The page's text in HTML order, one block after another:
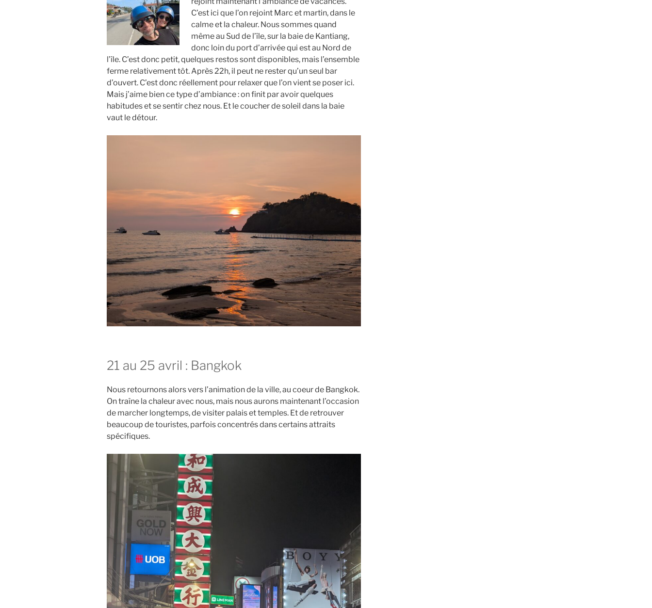
C’est ici que l’on rejoint Marc et martin, dans le
calme et la chaleur. Nous sommes quand
même au Sud de l’île, sur la baie de Kantiang,
donc loin du port d’arrivée qui est au Nord de
l’île. C’est donc petit, quelques restos sont disponibles, mais l’ensemble
ferme relativement tôt. Après 22h, il peut ne rester qu’un seul bar
d’ouvert. C’est donc réellement pour relaxer que l’on vient se poser ici.
Mais j’aime bien ce type d’ambiance : on finit par avoir quelques
habitudes et se sentir chez nous. Et le coucher de soleil dans la baie
vaut le détour.
21 au 25 avril : Bangkok
Nous retournons alors vers l’animation de la ville, au coeur de Bangkok.
On traîne la chaleur avec nous, mais nous aurons maintenant l’occasion
de marcher longtemps, de visiter palais et temples. Et de retrouver
beaucoup de touristes, parfois concentrés dans certains attraits
spécifiques.